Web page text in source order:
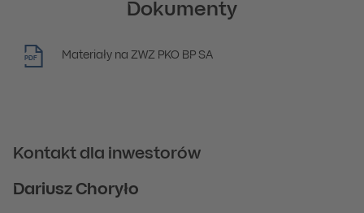
Dokumenty
PDF Materiały na ZWZ PKO BP SA
Kontakt dla inwestorów
Dariusz Choryło